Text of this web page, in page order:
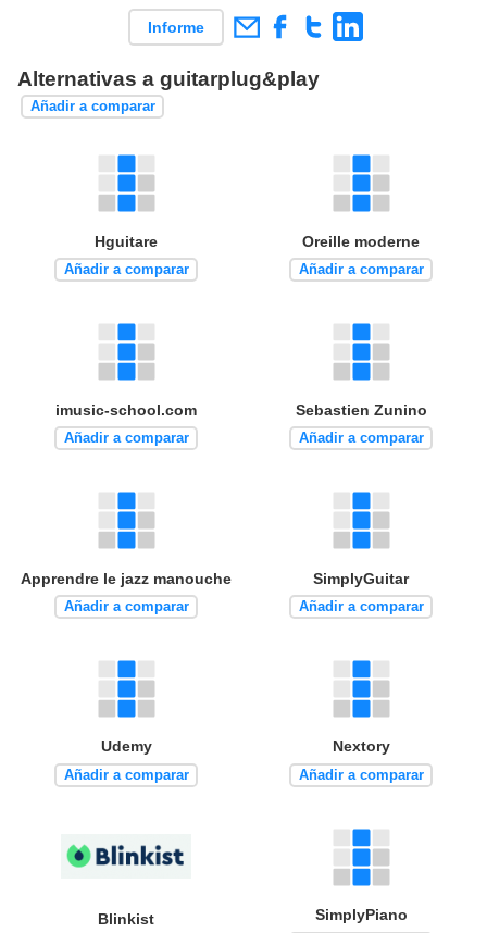
Informe
Alternativas a guitarplug&play
Añadir a comparar
Hguitare
Añadir a comparar
Oreille moderne
Añadir a comparar
imusic-school.com
Añadir a comparar
Sebastien Zunino
Añadir a comparar
Apprendre le jazz manouche
Añadir a comparar
SimplyGuitar
Añadir a comparar
Udemy
Añadir a comparar
Nextory
Añadir a comparar
Blinkist SimplyPiano